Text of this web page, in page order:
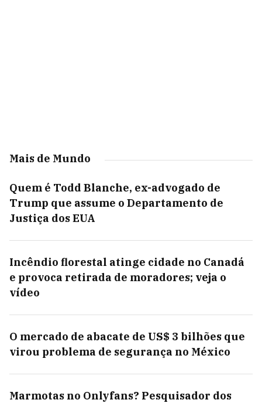
Mais de Mundo
Quem é Todd Blanche, ex-advogado de
Trump que assume o Departamento de
Justiça dos EUA
Incêndio florestal atinge cidade no Canadá
e provoca retirada de moradores; veja o
vídeo
O mercado de abacate de US$ 3 bilhões que
virou problema de segurança no México
Marmotas no Onlyfans? Pesquisador dos